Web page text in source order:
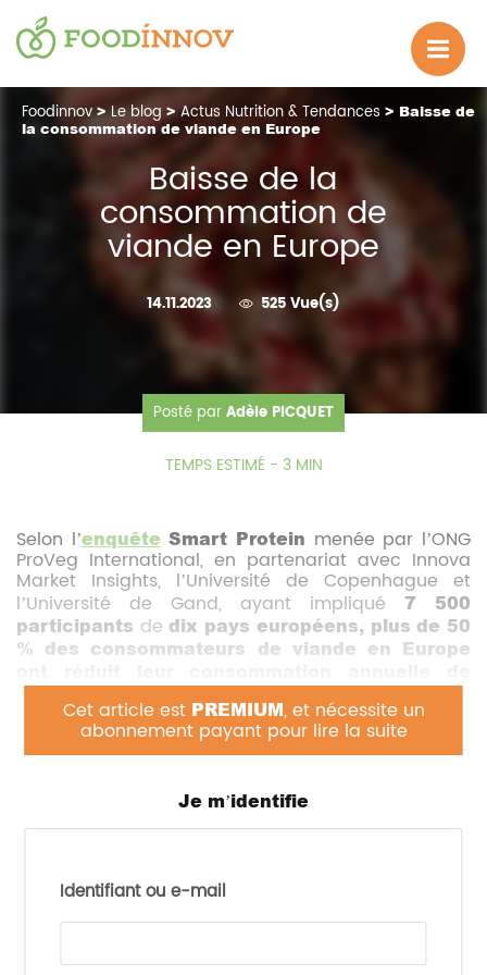
Foodinnov>Le blog >Actus Nutrition & Tendances > Baisse de
la consommation de viande en Europe
Baisse de la
consommation de
viande en Europe
14.11.2023 525 Vue(s)
Posté parAdèle PICQUET
Cet article est PREMIUM, et nécessite un
abonnement payant pour lire la suite
Je m’identifie
Identifiant ou e-mail
TEMPS ESTIMÉ - 3 MIN
Selon l’enquête Smart Protein menée par l’ONG
ProVeg International, en partenariat avec Innova
Market Insights, l’Université de Copenhague et
l’Université de Gand, ayant impliqué
7 500
participants de dix pays européens, plus de 50
% des consommateurs de viande en Europe
viande (contre 46% en 2021).
Les principales raisons de cette réduction incluent
despréoccupations pour la santé(47%),
(26%). Les pays commel’Allemagne, l’Italie et la
France ont enregistré la plus forte baisse de la
décennies, elle compte le plus grand nombre de
légumineuses